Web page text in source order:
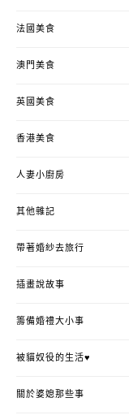
法國美食
澳門美食
英國美食
香港美食
人妻小廚房
其他雜記
帶著婚紗去旅行
插畫說故事
籌備婚禮大小事
被貓奴役的生活♥
關於婆媳那些事